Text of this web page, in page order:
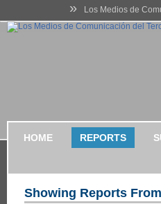
» Los Medios de
HOME REPORTS
Showing Reports From